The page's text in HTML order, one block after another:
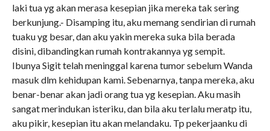
laki tua yg akan merasa kesepian jika mereka tak sering
berkunjung.- Disamping itu, aku memang sendirian di rumah
tuaku yg besar, dan aku yakin mereka suka bila berada
disini, dibandingkan rumah kontrakannya yg sempit.
Ibunya Sigit telah meninggal karena tumor sebelum Wanda
masuk dlm kehidupan kami. Sebenarnya, tanpa mereka, aku
benar-benar akan jadi orang tua yg kesepian. Aku masih
sangat merindukan isteriku, dan bila aku terlalu meratp itu,
aku pikir, kesepian itu akan melandaku. Tp pekerjaanku di